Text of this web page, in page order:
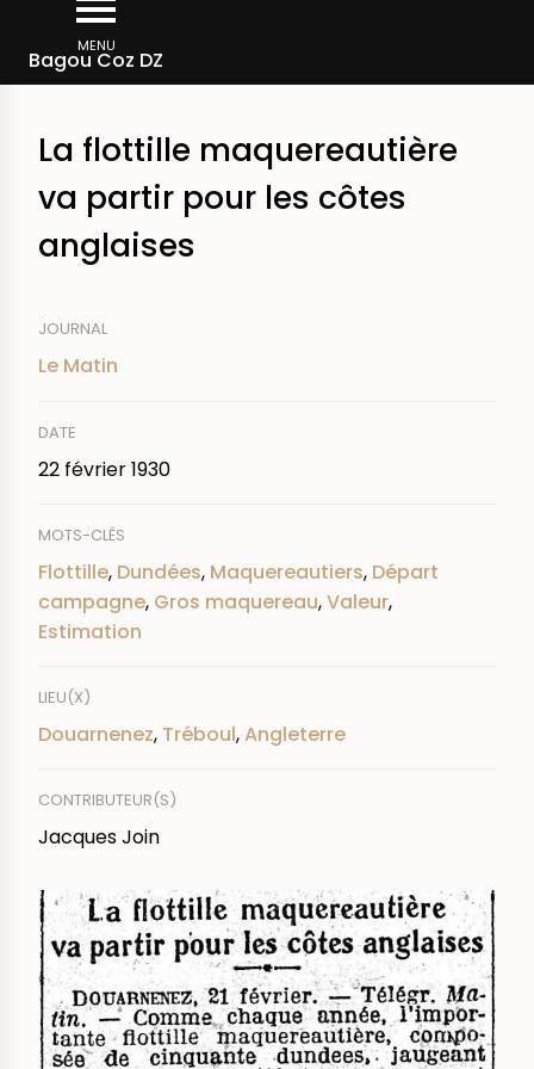
contenu
MENU
Bagou Coz DZ
d'Ariane
Rechercher dans la presse
La flottille maquereautière
va partir pour les côtes
anglaises
JOURNAL
Le Matin
DATE
22 février 1930
MOTS-CLÉS
Flottille, Dundées, Maquereautiers, Départ
campagne, Gros maquereau,Valeur,
Estimation
LIEU(X)
Douarnenez, Tréboul,Angleterre
CONTRIBUTEUR(S)
Jacques Join
IMAGE